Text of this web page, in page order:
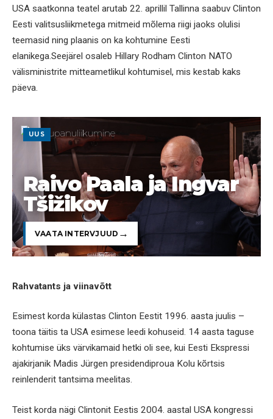
USA saatkonna teatel arutab 22. aprillil Tallinna saabuv Clinton
Eesti valitsusliikmetega mitmeid mõlema riigi jaoks olulisi
teemasid ning plaanis on ka kohtumine Eesti
elanikega.Seejärel osaleb Hillary Rodham Clinton NATO
välisministrite mitteametlikul kohtumisel, mis kestab kaks
päeva.
UUS
Raivo Paala ja Ingvar
Tšižikov
VAATA INTERVJUUD
Rahvatants ja viinavõtt
Esimest korda külastas Clinton Eestit 1996. aasta juulis –
toona täitis ta USA esimese leedi kohuseid. 14 aasta taguse
kohtumise üks värvikamaid hetki oli see, kui Eesti Ekspressi
ajakirjanik Madis Jürgen presidendiproua Kolu kõrtsis
reinlenderit tantsima meelitas.
Teist korda nägi Clintonit Eestis 2004. aastal USA kongressi